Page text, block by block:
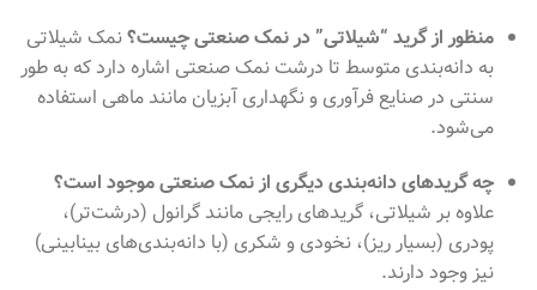
منظور از گرید “شیلاتی” در نمک صنعتی چیست؟نمک شیلاتی
به دانه‌بندی متوسط تا درشت نمک صنعتی اشاره دارد که به طور
سنتی در صنایع فرآوری و نگهداری آبزیان مانند ماهی استفاده
می‌شود.
چه گریدهای دانه‌بندی دیگری از نمک صنعتی موجود است؟
علاوه بر شیلاتی، گریدهای رایجی مانند گرانول (درشت‌تر)،
پودری (بسیار ریز)، نخودی و شکری (با دانه‌بندی‌های بینابینی)
نیز وجود دارند.